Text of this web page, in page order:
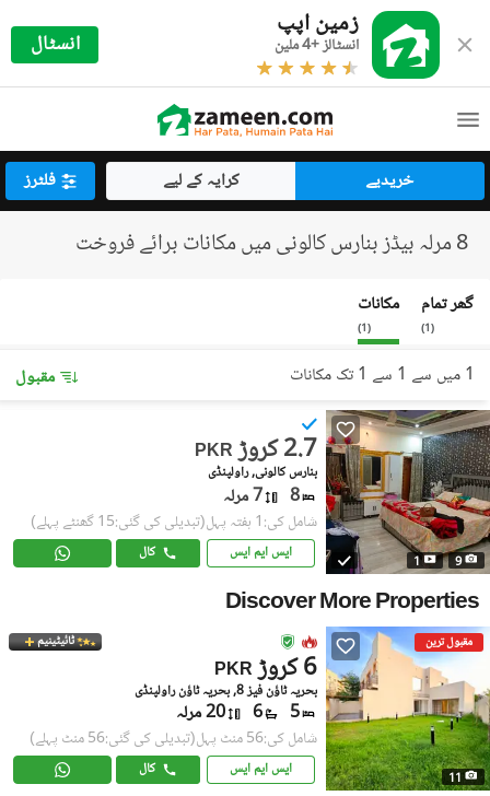
زمین اپپ
انسٹالز +4 ملین انسٹال
خریدیے کرایہ کے لیے فلٹرز
8 مرلہ بیڈز بنارس کالونی میں مکانات برائے فروخت
گھر تمام
(
1
)
مکانات
(
1
)
1 میں سے 1 سے 1 تک مکانات مقبول
9
1
PKR 2.7 کروڑ
بنارس کالونی, راولپنڈی
8 7 مرلہ
شامل کی:1 ہفتہ پہل (تبدیلی کی گئی:15 گھنٹے پہلے)
ایس ایم ایس کال
Discover More Properties
مقبول ترین
11
ٹائیٹینیم
PKR 6 کروڑ
بحریہ ٹاؤن فیز 8, بحریہ ٹاؤن راولپنڈی
5
6 20 مرلہ
شامل کی:56 منٹ پہل (تبدیلی کی گئی:56 منٹ پہلے)
ایس ایم ایس کال